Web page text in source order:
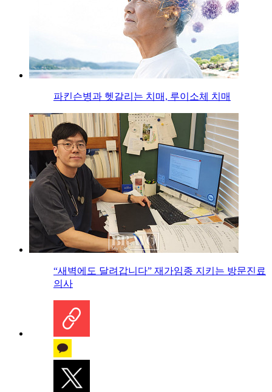
파킨슨병과 헷갈리는 치매, 루이소체 치매
“새벽에도 달려갑니다” 재가임종 지키는 방문진료
의사